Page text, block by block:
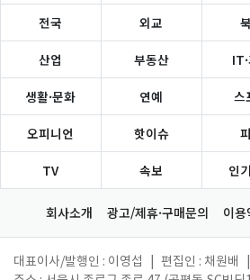
전국 외교
산업 부동산
생활·문화 연예 스
오피니언 핫이슈
TV 속보 인
회사소개 광고/제휴·구매문의 이용
대표이사/발행인 : 이영섭 편집인 : 채원배